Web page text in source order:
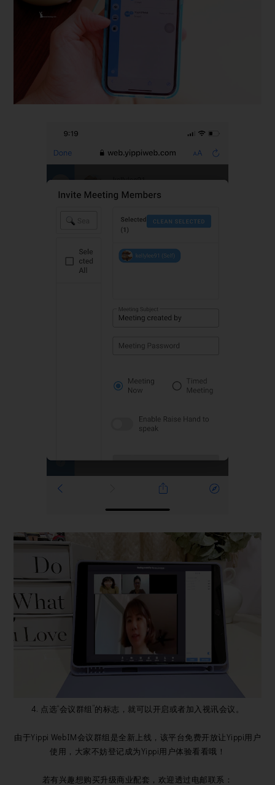
4. 点选“会议群组”的标志，就可以开启或者加入视讯会议。
由于Yippi WebIM会议群组是全新上线，该平台免费开放让Yippi用户
使用，大家不妨登记成为Yippi用户体验看看哦！
若有兴趣想购买升级商业配套，欢迎透过电邮联系：